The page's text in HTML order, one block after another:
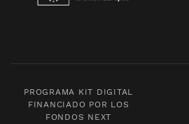
PROGRAMA KIT DIGITAL
FINANCIADO POR LOS
FONDOS NEXT